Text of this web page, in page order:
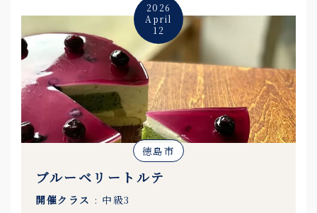
2026
April
12
徳島市
ブルーベリートルテ
開催クラス : 中級3